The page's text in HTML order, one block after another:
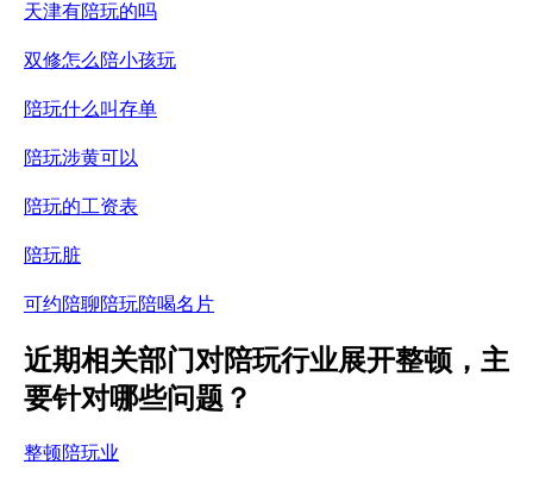
天津有陪玩的吗
双修怎么陪小孩玩
陪玩什么叫存单
陪玩涉黄可以
陪玩的工资表
陪玩脏
可约陪聊陪玩陪喝名片
近期相关部门对陪玩行业展开整顿，主
要针对哪些问题？
整顿陪玩业